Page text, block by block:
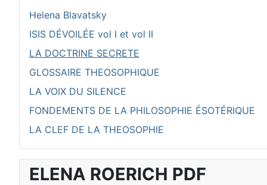
Helena Blavatsky
ISIS DÉVOILÉE vol I et vol II
LA DOCTRINE SECRETE
GLOSSAIRE THEOSOPHIQUE
LA VOIX DU SILENCE
FONDEMENTS DE LA PHILOSOPHIE ÉSOTÉRIQUE
LA CLEF DE LA THEOSOPHIE
ELENA ROERICH PDF